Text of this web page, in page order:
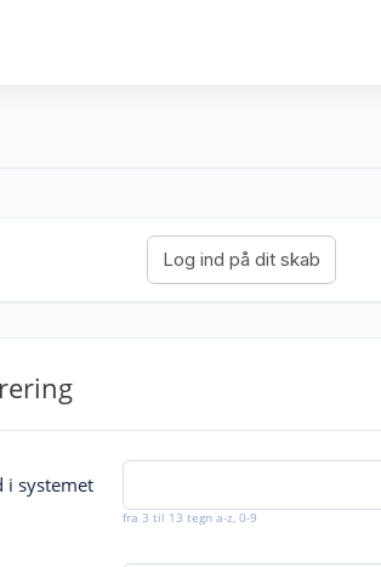
i systemet
fra 3 til 13 tegn a-z, 0-9